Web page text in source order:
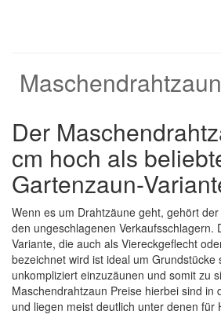
Der
cm hoch als
Gartenzaun-
Wenn es um Drahtzäune geht, gehört
den ungeschlagenen Verkaufsschlagern.
Variante, die auch als Viereckgeflecht
bezeichnet wird ist ideal um Grundstücke
unkompliziert einzuzäunen und somit zu
Maschendrahtzaun Preise hierbei sind in
und liegen meist deutlich unter denen für